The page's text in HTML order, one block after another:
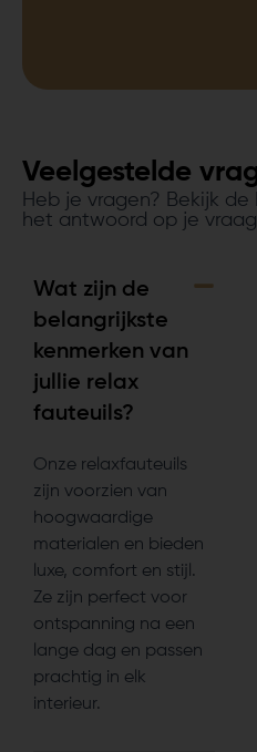
Veelgestelde
Heb je vragen? Bekijk de
het antwoord op je
Wat zijn de
belangrijkste
kenmerken van
jullie relax
fauteuils?
Onze relaxfauteuils
zijn voorzien van
hoogwaardige
materialen en bieden
luxe, comfort en stijl.
Ze zijn perfect voor
ontspanning na een
lange dag en passen
prachtig in elk
interieur.